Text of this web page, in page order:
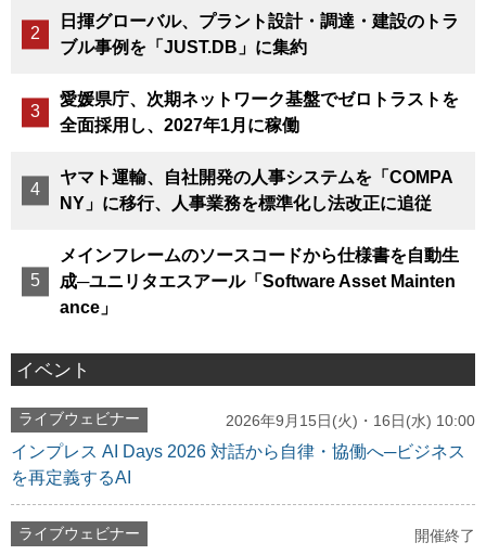
日揮グローバル、プラント設計・調達・建設のトラ
ブル事例を「JUST.DB」に集約
愛媛県庁、次期ネットワーク基盤でゼロトラストを
全面採用し、2027年1月に稼働
ヤマト運輸、自社開発の人事システムを「COMPA
NY」に移行、人事業務を標準化し法改正に追従
メインフレームのソースコードから仕様書を自動生
成─ユニリタエスアール「Software Asset Mainten
ance」
イベント
ライブウェビナー 2026年9月15日(火)・16日(水) 10:00
インプレス AI Days 2026 対話から自律・協働へ─ビジネス
を再定義するAI
ライブウェビナー 開催終了